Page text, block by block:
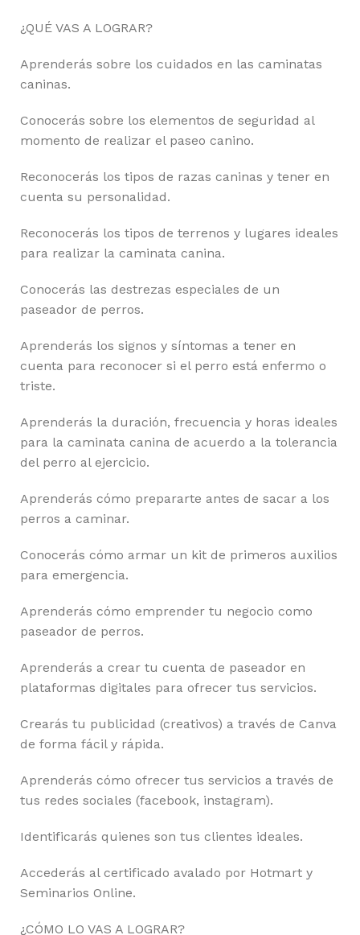
¿QUÉ VAS A LOGRAR?
Aprenderás sobre los cuidados en las caminatas
caninas.
Conocerás sobre los elementos de seguridad al
momento de realizar el paseo canino.
Reconocerás los tipos de razas caninas y tener en
cuenta su personalidad.
Reconocerás los tipos de terrenos y lugares ideales
para realizar la caminata canina.
Conocerás las destrezas especiales de un
paseador de perros.
Aprenderás los signos y síntomas a tener en
cuenta para reconocer si el perro está enfermo o
triste.
Aprenderás la duración, frecuencia y horas ideales
para la caminata canina de acuerdo a la tolerancia
del perro al ejercicio.
Aprenderás cómo prepararte antes de sacar a los
perros a caminar.
Conocerás cómo armar un kit de primeros auxilios
para emergencia.
Aprenderás cómo emprender tu negocio como
paseador de perros.
Aprenderás a crear tu cuenta de paseador en
plataformas digitales para ofrecer tus servicios.
Crearás tu publicidad (creativos) a través de Canva
de forma fácil y rápida.
Aprenderás cómo ofrecer tus servicios a través de
tus redes sociales (facebook, instagram).
Identificarás quienes son tus clientes ideales.
Accederás al certificado avalado por Hotmart y
Seminarios Online.
¿CÓMO LO VAS A LOGRAR?